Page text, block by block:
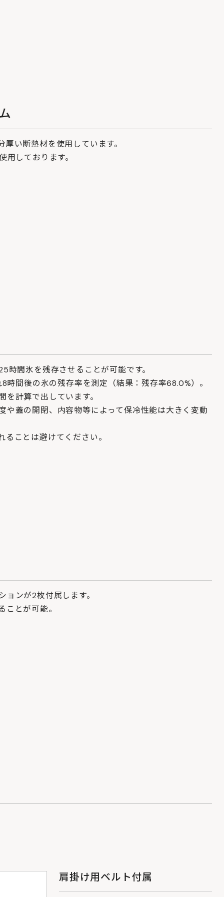
い断熱材を使用しています。
用しております。
間氷を残存させることが可能です。
間後の氷の残存率を測定（結果：残存率68.0%）。
計算で出しています。
蓋の開閉、内容物等によって保冷性能は大きく変動
ことは避けてください。
ンが2枚付属します。
とが可能。
肩掛け用ベルト付属